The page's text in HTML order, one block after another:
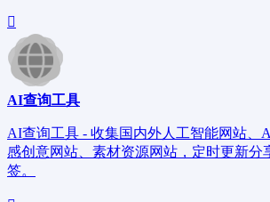
AI查询工具
AI查询工具 - 收集国内外人工智能网站、
感创意网站、素材资源网站，定时更新分
签。